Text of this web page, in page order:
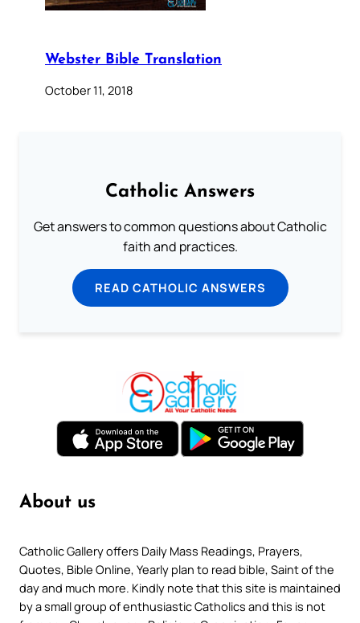
Webster Bible Translation
October 11, 2018
Catholic Answers
Get answers to common questions about Catholic
faith and practices.
READ CATHOLIC ANSWERS
About us
Catholic Gallery offers Daily Mass Readings, Prayers,
Quotes, Bible Online, Yearly plan to read bible, Saint of the
day and much more. Kindly note that this site is maintained
by a small group of enthusiastic Catholics and this is not